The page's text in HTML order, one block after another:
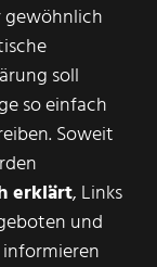
soll
so einfach
Soweit
erklärt, Links
und